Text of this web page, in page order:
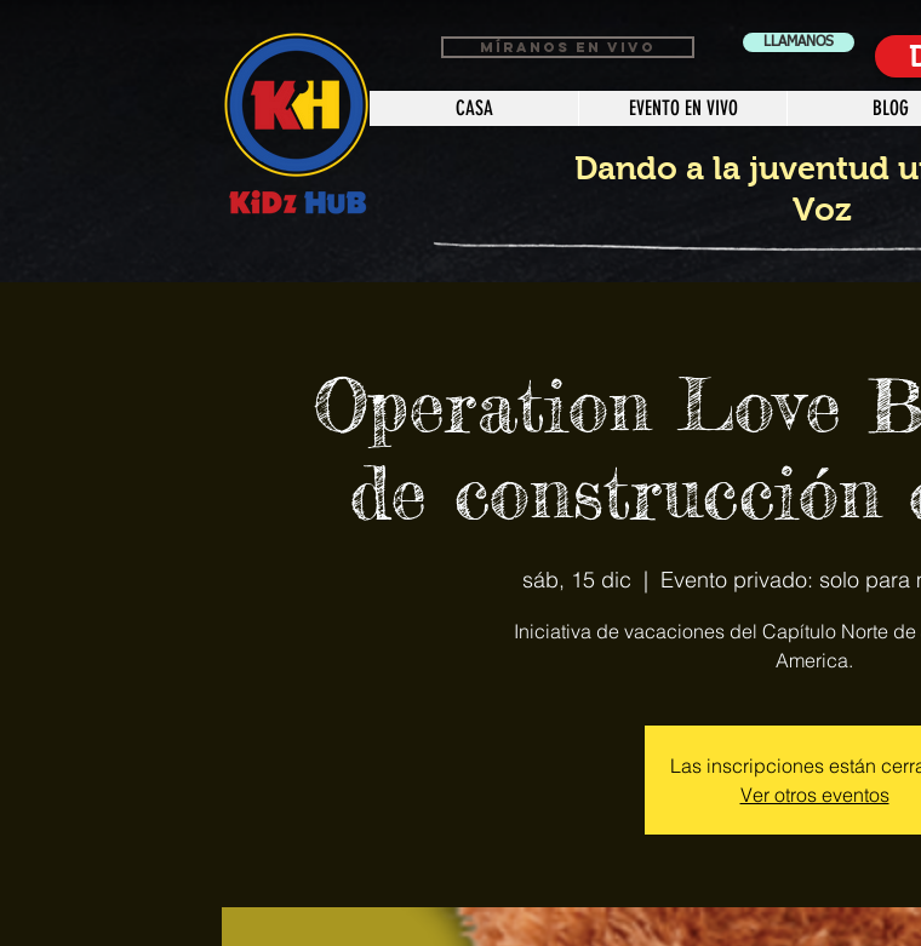
CASA EVENTO EN VIVO BLOG
MÍRANOS EN VIVO
Dando a la juventud
Voz
LLAMANOS
Operation Love
de construcción
sáb, 15 dic
  |
Evento privado: solo para
Iniciativa de vacaciones del Capítulo Norte
America.
Las inscripciones están
Ver otros eventos